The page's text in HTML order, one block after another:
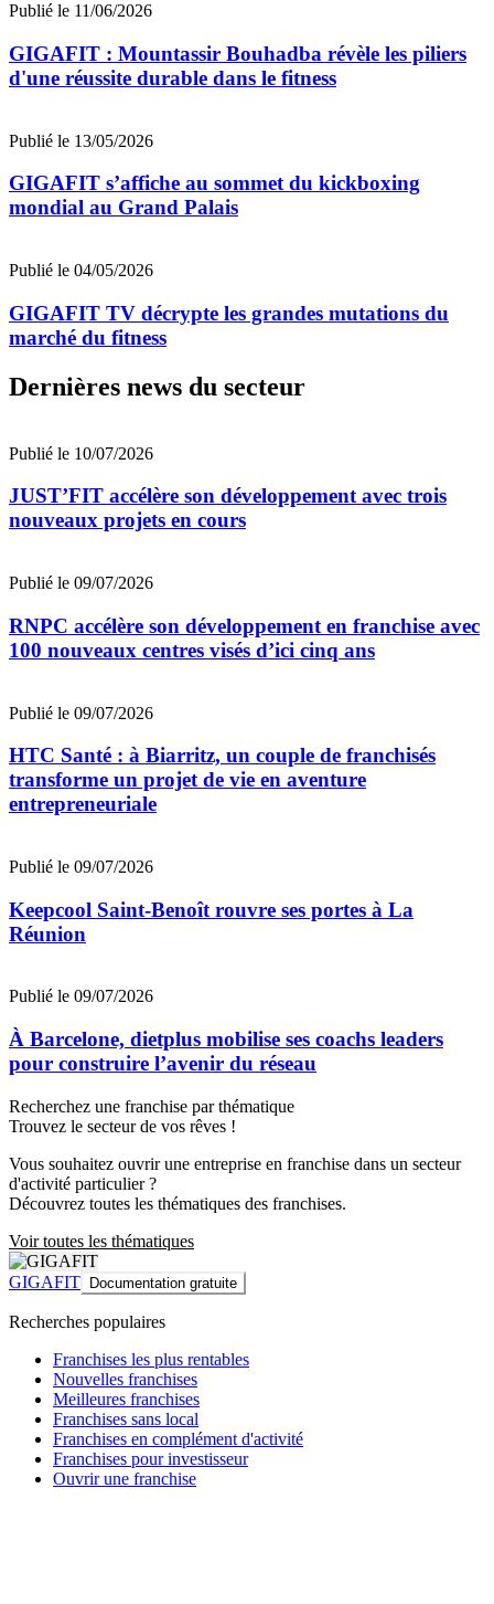
Publié le 11/06/2026
GIGAFIT : Mountassir Bouhadba révèle les piliers
d'une réussite durable dans le fitness
Publié le 13/05/2026
GIGAFIT s’affiche au sommet du kickboxing
mondial au Grand Palais
Publié le 04/05/2026
GIGAFIT TV décrypte les grandes mutations du
marché du fitness
Dernières news du secteur
Publié le 10/07/2026
JUST’FIT accélère son développement avec trois
nouveaux projets en cours
Publié le 09/07/2026
RNPC accélère son développement en franchise avec
100 nouveaux centres visés d’ici cinq ans
Publié le 09/07/2026
HTC Santé : à Biarritz, un couple de franchisés
transforme un projet de vie en aventure
entrepreneuriale
Publié le 09/07/2026
Keepcool Saint-Benoît rouvre ses portes à La
Réunion
Publié le 09/07/2026
À Barcelone, dietplus mobilise ses coachs leaders
pour construire l’avenir du réseau
Recherchez une franchise par thématique
Trouvez le secteur de vos rêves !
Vous souhaitez ouvrir une entreprise en franchise dans un secteur
d'activité particulier ?
Découvrez toutes les thématiques des franchises.
Voir toutes les thématiques
GIGAFIT Documentation gratuite
Recherches populaires
Franchises les plus rentables
Nouvelles franchises
Meilleures franchises
Franchises sans local
Franchises en complément d'activité
Franchises pour investisseur
Ouvrir une franchise